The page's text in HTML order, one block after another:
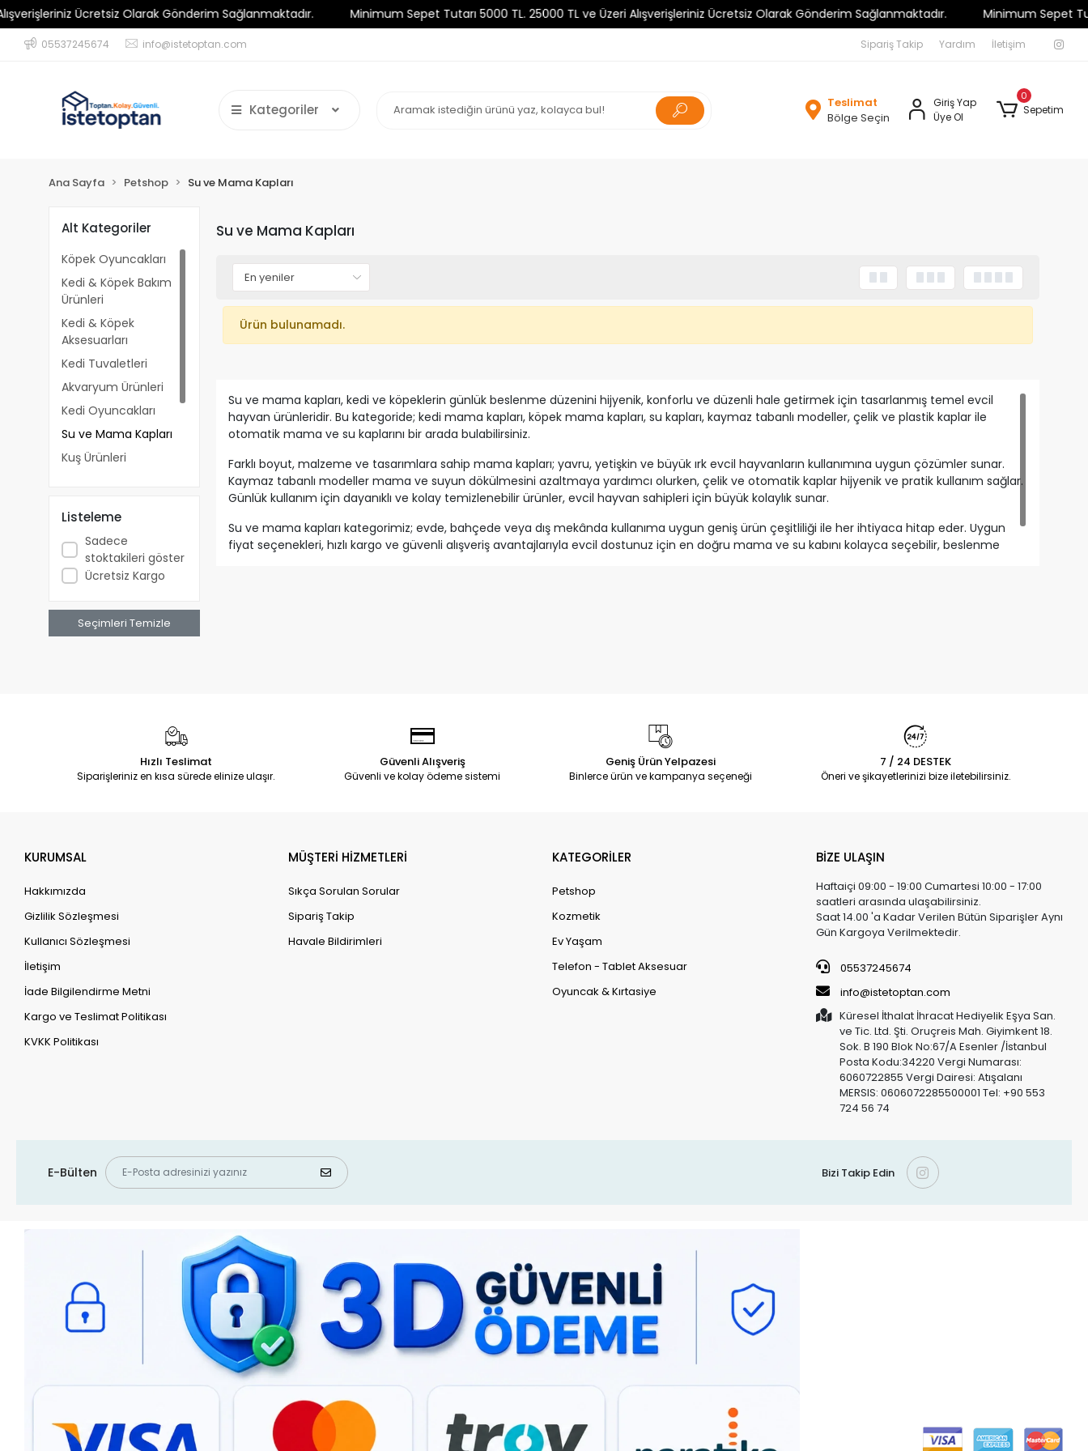
Ücretsiz Olarak Gönderim Sağlanmaktadır. Minimum Sepet Tutarı 5000 TL. 25000 TL ve Üzeri Alışverişleriniz Ücretsiz Olarak Gönderim Sağlanmaktadır. Minimum Sepet
05537245674 info@istetoptan.com Sipariş Takip Yardım İletişim
Kategoriler
Teslimat
Bölge Seçin
Giriş Yap
Üye Ol
0
Sepetim
Ana Sayfa Petshop Su ve Mama Kapları
Alt Kategoriler
Köpek Oyuncakları
Kedi & Köpek Bakım
Ürünleri
Kedi & Köpek
Aksesuarları
Kedi Tuvaletleri
Akvaryum Ürünleri
Kedi Oyuncakları
Su ve Mama Kapları
Kuş Ürünleri
Köpek Tasması
Kedi & Köpek
Taşıma Çantaları
Listeleme
Sadece
stoktakileri göster
Ücretsiz Kargo
Seçimleri Temizle
Su ve Mama Kapları
Ürün bulunamadı.
Su ve mama kapları, kedi ve köpeklerin günlük beslenme düzenini hijyenik, konforlu ve düzenli hale getirmek için tasarlanmış temel evcil
hayvan ürünleridir. Bu kategoride; kedi mama kapları, köpek mama kapları, su kapları, kaymaz tabanlı modeller, çelik ve plastik kaplar ile
otomatik mama ve su kaplarını bir arada bulabilirsiniz.
Farklı boyut, malzeme ve tasarımlara sahip mama kapları; yavru, yetişkin ve büyük ırk evcil hayvanların kullanımına uygun çözümler sunar.
Kaymaz tabanlı modeller mama ve suyun dökülmesini azaltmaya yardımcı olurken, çelik ve otomatik kaplar hijyenik ve pratik kullanım sağlar.
Günlük kullanım için dayanıklı ve kolay temizlenebilir ürünler, evcil hayvan sahipleri için büyük kolaylık sunar.
Su ve mama kapları kategorimiz; evde, bahçede veya dış mekânda kullanıma uygun geniş ürün çeşitliliği ile her ihtiyaca hitap eder. Uygun
fiyat seçenekleri, hızlı kargo ve güvenli alışveriş avantajlarıyla evcil dostunuz için en doğru mama ve su kabını kolayca seçebilir, beslenme
Hızlı Teslimat
Siparişleriniz en kısa sürede elinize ulaşır.
Güvenli Alışveriş
Güvenli ve kolay ödeme sistemi
Geniş Ürün Yelpazesi
Binlerce ürün ve kampanya seçeneği
7 / 24 DESTEK
Öneri ve şikayetlerinizi bize iletebilirsiniz.
KURUMSAL
Hakkımızda
Gizlilik Sözleşmesi
Kullanıcı Sözleşmesi
İletişim
İade Bilgilendirme Metni
Kargo ve Teslimat Politikası
KVKK Politikası
MÜŞTERİ HİZMETLERİ
Sıkça Sorulan Sorular
Sipariş Takip
Havale Bildirimleri
KATEGORİLER
Petshop
Kozmetik
Ev Yaşam
Telefon - Tablet Aksesuar
Oyuncak & Kırtasiye
BİZE ULAŞIN
Haftaiçi 09:00 - 19:00 Cumartesi 10:00 - 17:00
saatleri arasında ulaşabilirsiniz.
Saat 14.00 'a Kadar Verilen Bütün Siparişler Aynı
Gün Kargoya Verilmektedir.
05537245674
info@istetoptan.com
Küresel İthalat İhracat Hediyelik Eşya San.
ve Tic. Ltd. Şti. Oruçreis Mah. Giyimkent 18.
Sok. B 190 Blok No:67/A Esenler /İstanbul
Posta Kodu:34220 Vergi Numarası:
6060722855 Vergi Dairesi: Atışalanı
MERSIS: 0606072285500001 Tel: +90 553
724 56 74
E-Bülten Bizi Takip Edin